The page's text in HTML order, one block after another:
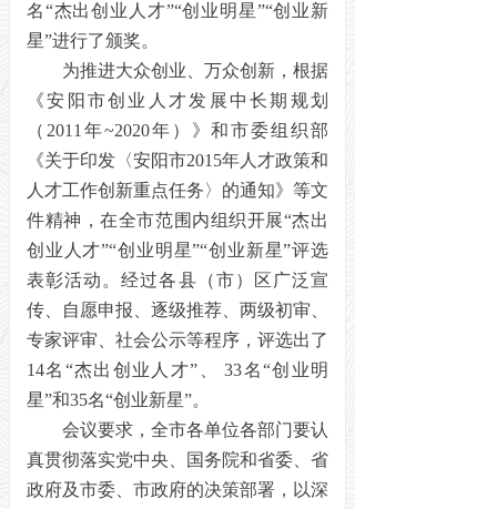
名“杰出创业人才”“创业明星”“创业新
星”进行了颁奖。
为推进大众创业、万众创新，根据
《安阳市创业人才发展中长期规划
（2011年~2020年）》和市委组织部
《关于印发〈安阳市2015年人才政策和
人才工作创新重点任务〉的通知》等文
件精神，在全市范围内组织开展“杰出
创业人才”“创业明星”“创业新星”评选
表彰活动。经过各县（市）区广泛宣
传、自愿申报、逐级推荐、两级初审、
专家评审、社会公示等程序，评选出了
14名“杰出创业人才”、 33名“创业明
星”和35名“创业新星”。
会议要求，全市各单位各部门要认
真贯彻落实党中央、国务院和省委、省
政府及市委、市政府的决策部署，以深